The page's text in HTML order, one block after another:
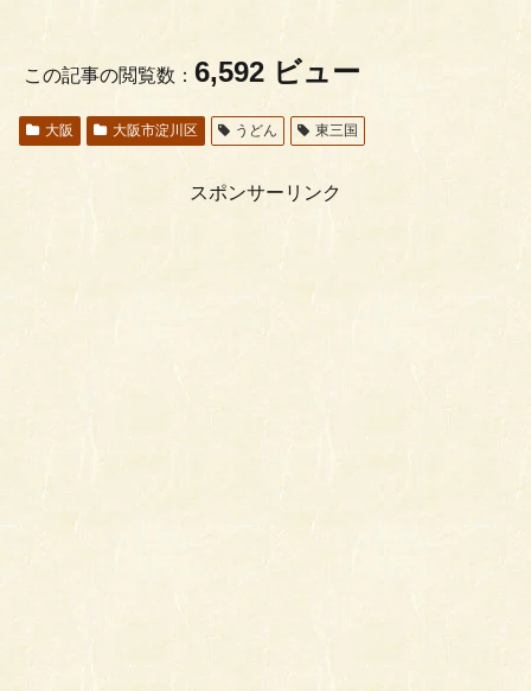
この記事の閲覧数： 6,592 ビュー
大阪 大阪市淀川区 うどん 東三国
スポンサーリンク